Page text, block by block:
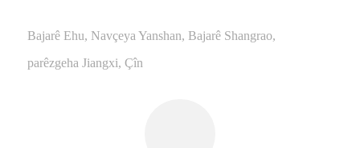
Bajarê Ehu, Navçeya Yanshan, Bajarê Shangrao,
parêzgeha Jiangxi, Çîn